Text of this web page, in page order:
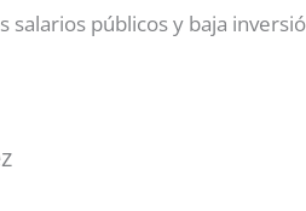
salarios públicos y baja